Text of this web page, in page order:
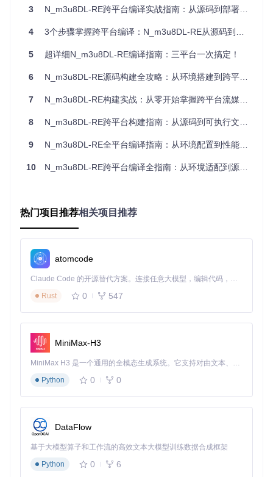
sudo apt update && sudo apt install -y git curl
# macOS系统
原理点睛 ：安装版本控制和网络请求工具
二、分平台构建：多系统编译方案
2.1 Windows平台构建流程
预期结果
：在Windows系统上完成项目编译，生成可执行文
cd src
dotnet restore N_m3u8DL-RE.sln
核心参数解析：
-c Release: 指定发布构建配置
restore: 恢复项目依赖包
原理点睛
2.2 Linux平台构建流程
cd src
dotnet restore N_m3u8DL-RE.sln
3 N_m3u8DL-RE跨平台编译实战指南：从源码到部署的完整路径
4 3个步骤掌握跨平台编译：N_m3u8DL-RE从源码到应用全攻略
5 超详细N_m3u8DL-RE编译指南：三平台一次搞定！
6 N_m3u8DL-RE源码构建全攻略：从环境搭建到跨平台部署
7 N_m3u8DL-RE构建实战：从零开始掌握跨平台流媒体下载器编译技术
8 N_m3u8DL-RE跨平台构建指南：从源码到可执行文件的完整路径
9 N_m3u8DL-RE全平台编译指南：从环境配置到性能优化的流媒体下载器构建方案
10 N_m3u8DL-RE跨平台编译全指南：从环境适配到源码构建实践
热门项目推荐相关项目推荐
atomcode
Claude Code 的开源替代方案。连接任意大模型，编辑代码，运行命令，自动验证 — 全自动执行。用 Rust 构建，极致性能。 ｜ An open-source alternative to Claude Code. Connect any LLM, edit code, run commands, and verify changes — autonomously. Built in Rust for speed. Get Started
Rust
0 547
MiniMax-H3
MiniMax H3 是一个通用的全模态生成系统。它支持对由文本、图像、视频和音频组成的多模态上下文进行统一理解，并能生成分辨率高达 2K、时长可达 15 秒的带原生立体声音频的视频。得益于面向任务泛化的系统设计，H3 在预训练阶段就已具备广泛的多模态上下文理解与生成能力，能够出色地执行复杂的多模态指令。
Python
0 0
DataFlow
基于大模型算子和工作流的高效文本大模型训练数据合成框架
Python
0 6